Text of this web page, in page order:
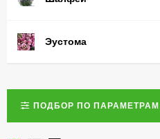
Эустома
ПОДБОР ПО ПАРАМЕТРАМ